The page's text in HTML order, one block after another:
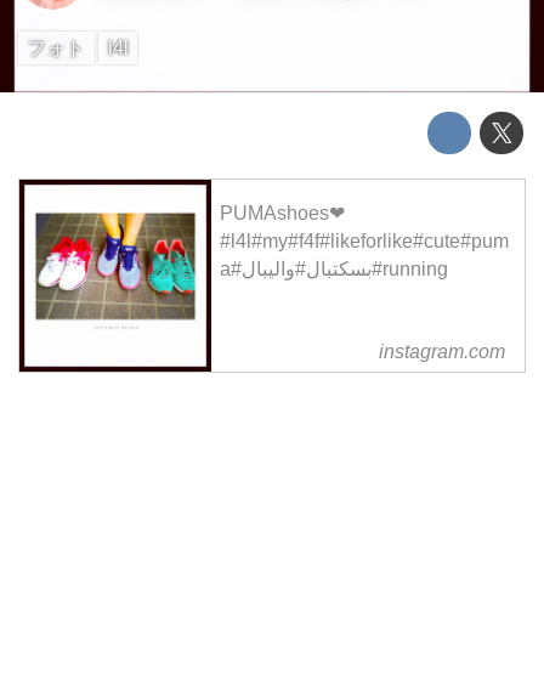
フォト l4l
PUMAshoes❤︎
#l4l#my#f4f#likeforlike#cute#pum
a#بسکتبال#والیبال#running
instagram.com